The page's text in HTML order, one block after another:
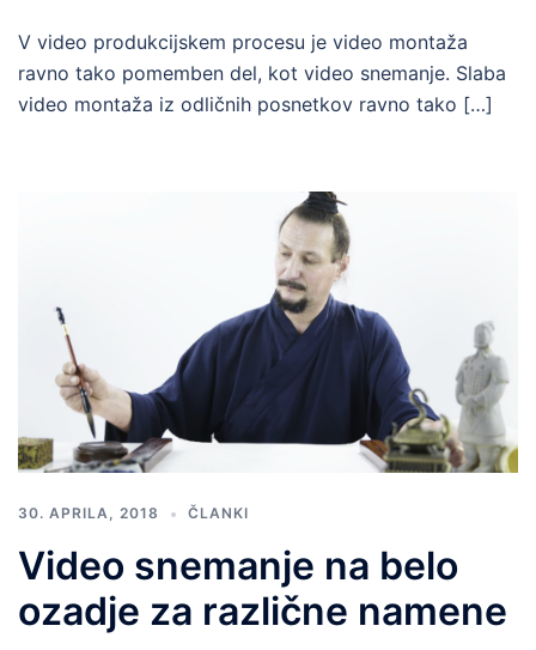
V video produkcijskem procesu je video montaža
ravno tako pomemben del, kot video snemanje. Slaba
video montaža iz odličnih posnetkov ravno tako […]
30. APRILA, 2018 ČLANKI
Video snemanje na belo
ozadje za različne namene